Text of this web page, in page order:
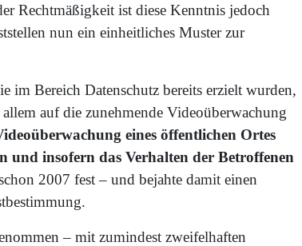
Rechtmäßigkeit ist diese Kenntnis jedoch
nun ein einheitliches Muster zur
im Bereich Datenschutz bereits erzielt wurden,
auf die zunehmende Videoüberwachung
eines öffentlichen Ortes
und insofern das Verhalten der Betroffenen
2007 fest – und bejahte damit einen
– mit zumindest zweifelhaften